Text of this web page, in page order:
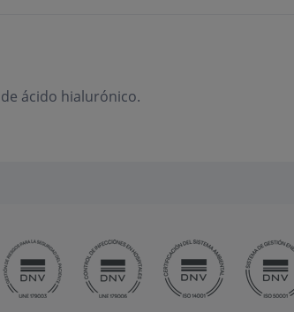
ácido hialurónico.